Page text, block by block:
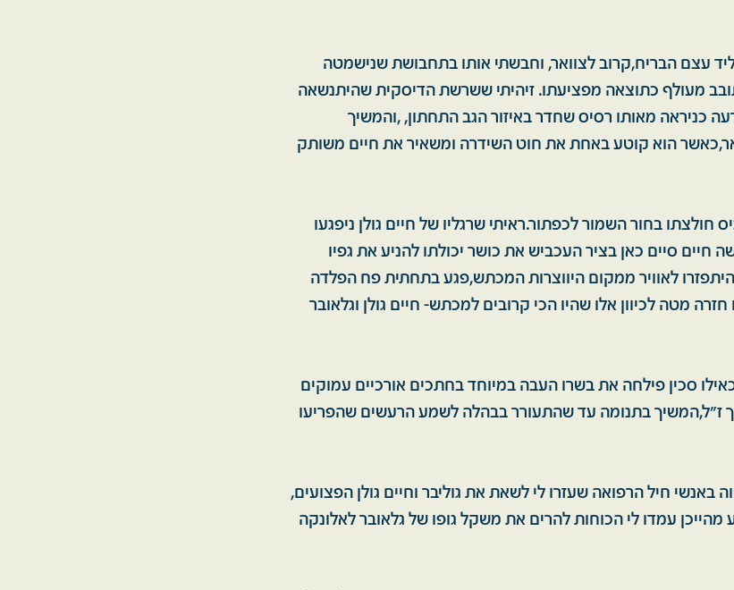
עצם הבריח,קרוב לצוואר, וחבשתי אותו בתחבושת שנישמטה
מעולף כתוצאה מפציעתו. זיהיתי ששרשת הדיסקית שהיתנשאה
כניראה מאותו רסיס שחדר באיזור הגב התחתון, ,והמשיך
הוא קוטע באחת את חוט השידרה ומשאיר את חיים משותק
בחור השמור לכפתור.ראיתי שרגליו של חיים גולן ניפגעו
חיים סיים כאן בציר העכביש את כושר יכולתו להניע את גפיו
לאוויר ממקום היווצרות המכתש,פגע בתחתית פח הפלדה
מטה לכיוון אלו שהיו הכי קרובים למכתש- חיים גולן וגלאובר
סכין פילחה את בשרו העבה במיוחד בחתכים אורכיים עמוקים
ז"ל,המשיך בתנומה עד שהתעורר בבהלה לשמע הרעשים שהפריעו
באנשי חיל הרפואה שעזרו לי לשאת את גוליבר וחיים גולן הפצועים,
מהייכן עמדו לי הכוחות להרים את משקל גופו של גלאובר לאלונקה